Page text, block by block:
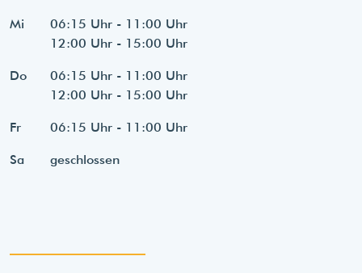
Mi
06:15 Uhr - 11:00 Uhr
12:00 Uhr - 15:00 Uhr
Do
06:15 Uhr - 11:00 Uhr
12:00 Uhr - 15:00 Uhr
Fr 06:15 Uhr - 11:00 Uhr
Sa geschlossen